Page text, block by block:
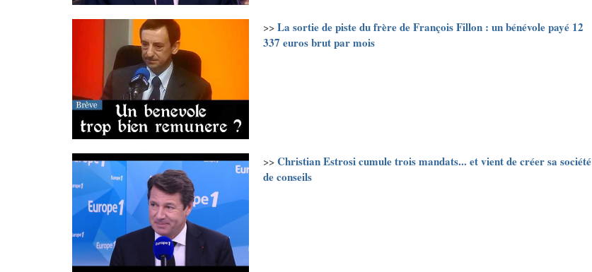
>> La sortie de piste du frère de François Fillon : un bénévole payé 12
337 euros brut par mois
>> Christian Estrosi cumule trois mandats... et vient de créer sa société
de conseils